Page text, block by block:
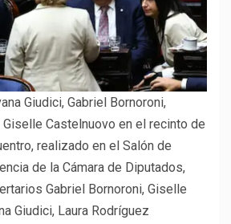
Giudici, Gabriel Bornoroni,
Castelnuovo en el recinto de
realizado en el Salón de
de la Cámara de Diputados,
Gabriel Bornoroni, Giselle
Giudici, Laura Rodríguez